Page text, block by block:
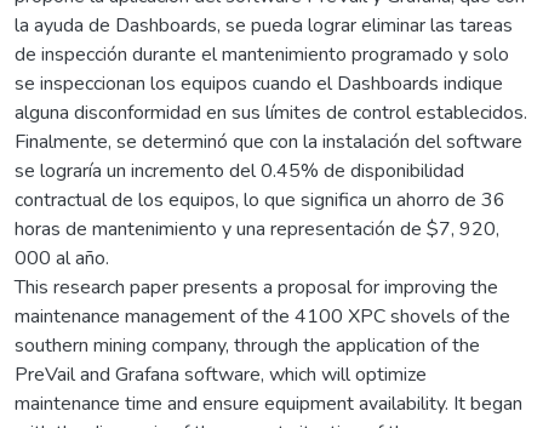
la ayuda de Dashboards, se pueda lograr eliminar las tareas
de inspección durante el mantenimiento programado y solo
se inspeccionan los equipos cuando el Dashboards indique
alguna disconformidad en sus límites de control establecidos.
Finalmente, se determinó que con la instalación del software
se lograría un incremento del 0.45% de disponibilidad
contractual de los equipos, lo que significa un ahorro de 36
horas de mantenimiento y una representación de $7, 920,
000 al año.
This research paper presents a proposal for improving the
maintenance management of the 4100 XPC shovels of the
southern mining company, through the application of the
PreVail and Grafana software, which will optimize
maintenance time and ensure equipment availability. It began